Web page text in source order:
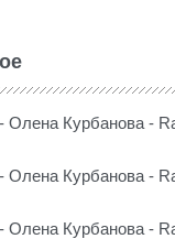
Олена Курбанова -
Олена Курбанова -
Олена Курбанова -